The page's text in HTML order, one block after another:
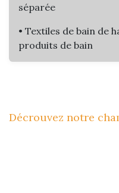
séparée
• Textiles de bain de
produits de bain
Décrouvez notre